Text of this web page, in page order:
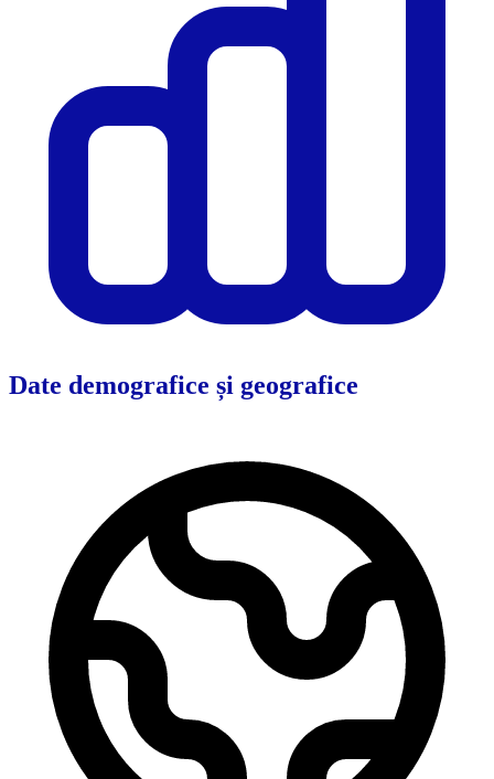
Date demografice și geografice